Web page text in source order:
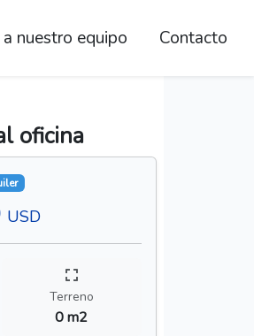
nuestro equipo Contacto
oficina
USD
Terreno
0 m2